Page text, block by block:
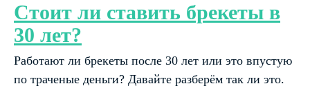
Стоит ли ставить брекеты в
30 лет?
Работают ли брекеты после 30 лет или это впустую
по траченые деньги? Давайте разберём так ли это.